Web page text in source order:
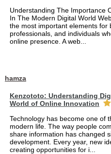
Understanding The Importance
In The Modern Digital World
the most important elements for
professionals, and individuals
online presence. A web...
hamza
Kenzototo: Understanding
World of Online Innovation
Technology has become one of
modern life. The way people
share information has changed
development. Every year, new
creating opportunities for i...